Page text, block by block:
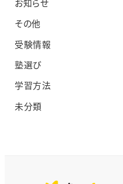
お知らせ
その他
受験情報
塾選び
学習方法
未分類